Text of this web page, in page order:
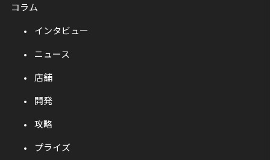
コラム
インタビュー
ニュース
店舗
開発
攻略
プライズ